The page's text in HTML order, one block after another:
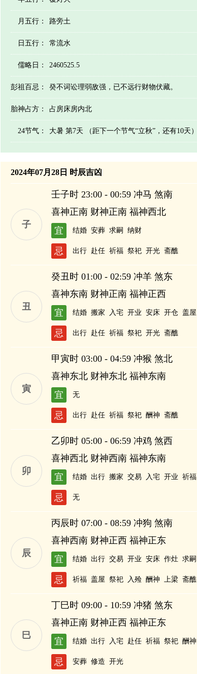
月五行： 路旁土
日五行： 常流水
儒略日： 2460525.5
彭祖百忌： 癸不词讼理弱敌强，已不远行财物伏藏。
胎神占方： 占房床房内北
24节气： 大暑 第7天 （距下一个节气“立秋”，还有10天）
2024年07月28日 时辰吉凶
子
壬子时 23:00 - 00:59 冲马 煞南
喜神正南 财神正南 福神西北
宜
结婚 安葬 求嗣 纳财
忌 出行 赴任 祈福 祭祀 开光 斋醮
丑
癸丑时 01:00 - 02:59 冲羊 煞东
喜神东南 财神正南 福神正西
宜
结婚 搬家 入宅 开业 安床 开仓 盖屋
忌 出行 赴任 祈福 祭祀 开光 斋醮
寅
甲寅时 03:00 - 04:59 冲猴 煞北
喜神东北 财神东北 福神东南
宜
无
忌 出行 赴任 祈福 祭祀 酬神 斋醮
卯
乙卯时 05:00 - 06:59 冲鸡 煞西
喜神西北 财神西南 福神东南
宜
结婚 出行 搬家 交易 入宅 开业 祈福
忌 无
辰
丙辰时 07:00 - 08:59 冲狗 煞南
喜神西南 财神正西 福神正东
宜
结婚 出行 交易 开业 安床 作灶 求嗣
忌 祈福 盖屋 祭祀 入殓 酬神 上梁 斋醮
巳
丁巳时 09:00 - 10:59 冲猪 煞东
喜神正南 财神正西 福神正东
宜
结婚 出行 入宅 赴任 祈福 祭祀 酬神
忌 安葬 修造 开光